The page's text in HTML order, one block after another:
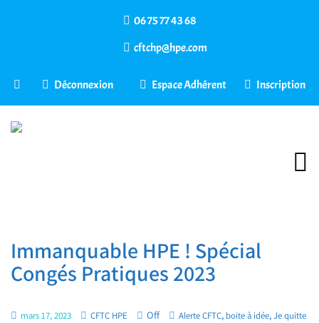
06 75 77 43 68
cftchp@hpe.com
Déconnexion Espace Adhérent Inscription
Immanquable HPE ! Spécial
Congés Pratiques 2023
mars 17, 2023 CFTC HPE Off Alerte CFTC, boite à idée,Je quitte